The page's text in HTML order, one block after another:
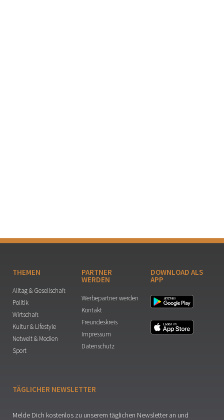
THEMEN
Alltag & Gesellschaft
Politik
Wirtschaft
Kultur & Lifestyle
Netwelt & Medien
Sport
PARTNER
WERDEN
Werbepartner werden
Kontakt
Freundeskreis
Impressum
Datenschutz
DOWNLOAD ALS
APP
TÄGLICHER NEWSLETTER
Melde Dich kostenlos zu unserem täglichen Newsletter an und